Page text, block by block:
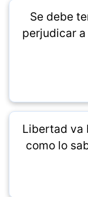
Se debe
perjudicar a
Libertad va
como lo